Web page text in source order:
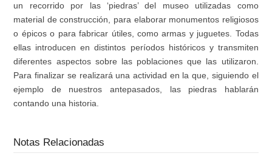
un recorrido por las ‘piedras’del museo utilizadas como
material de construcción, para elaborar monumentos religiosos
o épicos o para fabricar útiles, como armas y juguetes. Todas
ellas introducen en distintos períodos históricos y transmiten
diferentes aspectos sobre las poblaciones que las utilizaron.
Para finalizar se realizará una actividad en la que, siguiendo el
ejemplo de nuestros antepasados, las piedras hablarán
contando una historia.
Notas Relacionadas